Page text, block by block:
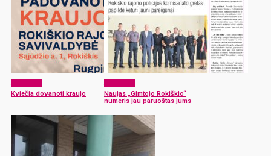
Kviečia dovanoti kraujo
Naujas „Gimtojo Rokiškio“
numeris jau paruoštas jums